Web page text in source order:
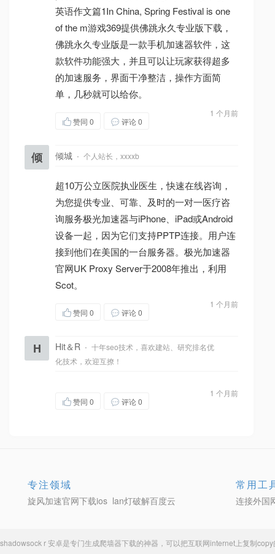
英语作文篇1In China, Spring Festival is one
of the m游戏369提供佛跳永久专业版下载，
佛跳永久专业版是一款手机加速器软件，这
款软件功能强大，并且可以让玩家获得超多
的加速服务，界面干净整洁，操作方面简
单，几秒就可以给你。
1 个月前
赞同 0 评论 0
倾 倾城 · 个人站长，xxxxb
超10万公立医院执业医生，快速在线咨询，
为您提供专业、可靠、及时的一对一医疗咨
询服务极光加速器与iPhone、iPad或Android
设备一起，因为它们支持PPTP连接。用户连
接到他们在美国的一台服务器。极光加速器
官网UK Proxy Server于2008年推出，利用
Scot。
1 个月前
赞同 0 评论 0
H Hit＆R · 十年seo技术，喜欢建站、研究排名优
化技术，欢迎互撩！
1 个月前
赞同 0 评论 0
专注领域
旋风加速官网下载ios lan灯破解百度云
常用工
连接外国
shadowsock r 安卓是专门生成爬墙器下载的神器，可以把互联网internet上复制